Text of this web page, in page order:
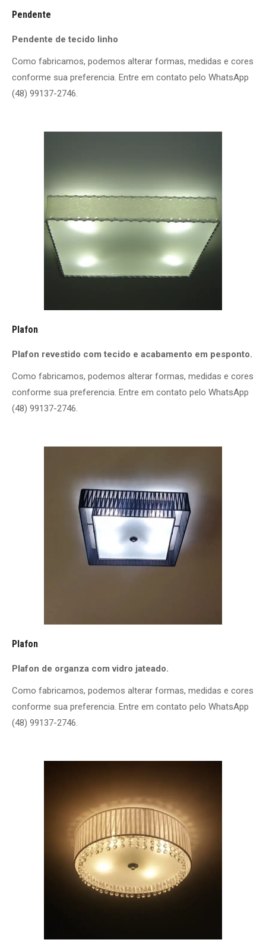
Pendente
Pendente de tecido linho
Como fabricamos, podemos alterar formas, medidas e cores
conforme sua preferencia. Entre em contato pelo WhatsApp
(48) 99137-2746.
Plafon
Plafon revestido com tecido e acabamento em pesponto.
Como fabricamos, podemos alterar formas, medidas e cores
conforme sua preferencia. Entre em contato pelo WhatsApp
(48) 99137-2746.
Plafon
Plafon de organza com vidro jateado.
Como fabricamos, podemos alterar formas, medidas e cores
conforme sua preferencia. Entre em contato pelo WhatsApp
(48) 99137-2746.